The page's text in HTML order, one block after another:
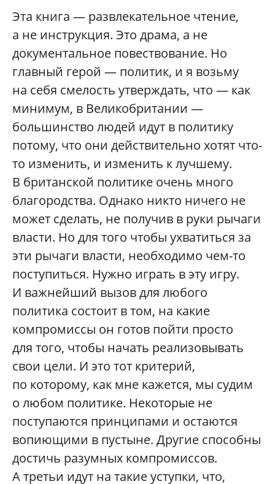
Эта книга — развлекательное чтение,
а не инструкция. Это драма, а не
документальное повествование. Но
главный герой — политик, и я возьму
на себя смелость утверждать, что — как
минимум, в Великобритании —
большинство людей идут в политику
потому, что они действительно хотят что-
то изменить, и изменить к лучшему.
В британской политике очень много
благородства. Однако никто ничего не
может сделать, не получив в руки рычаги
власти. Но для того чтобы ухватиться за
эти рычаги власти, необходимо чем-то
поступиться. Нужно играть в эту игру.
И важнейший вызов для любого
политика состоит в том, на какие
компромиссы он готов пойти просто
для того, чтобы начать реализовывать
свои цели. И это тот критерий,
по которому, как мне кажется, мы судим
о любом политике. Некоторые не
поступаются принципами и остаются
вопиющими в пустыне. Другие способны
достичь разумных компромиссов.
А третьи идут на такие уступки, что,